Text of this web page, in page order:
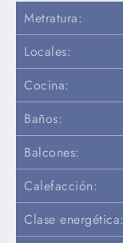
Metratura:
Locales:
Cocina:
Baños:
Balcones:
Calefacción:
Clase energética: